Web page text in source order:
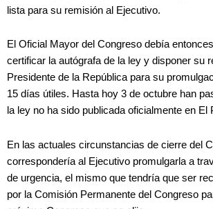
lista para su remisión al Ejecutivo.
El Oficial Mayor del Congreso debía
certificar la autógrafa de la ley y disponer su
Presidente de la República para su
15 días útiles. Hasta hoy 3 de octubre han
la ley no ha sido publicada oficialmente en El
En las actuales circunstancias de cierre del
correspondería al Ejecutivo promulgarla a
de urgencia, el mismo que tendría que ser
por la Comisión Permanente del Congreso